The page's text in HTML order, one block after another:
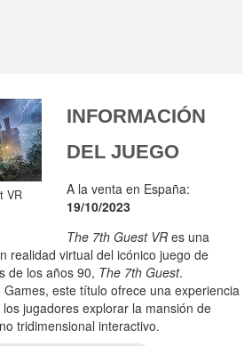
VR
INFORMACIÓN
DEL JUEGO
A la venta en España:
19/10/2023
The 7th Guest VR es una
realidad virtual del icónico juego de
de los años 90, The 7th Guest.
este título ofrece una experiencia
jugadores explorar la mansión de
tridimensional interactivo.